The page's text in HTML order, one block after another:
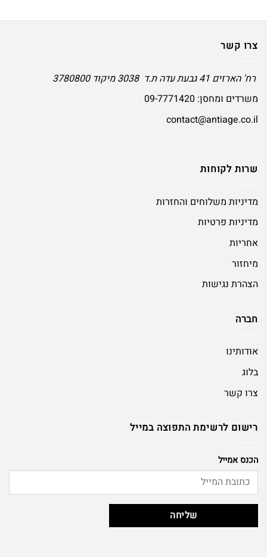
את
האפשרויות
בעמוד
המוצר
לבחור
צרו קשר
רח' הארזים 41 גבעת עדה ת.ד 3038 מיקוד 3780800
משרדים ומחסן: 09-7771420
contact@antiage.co.il
שרות לקוחות
מדיניות משלוחים והחזרות
מדיניות פרטיות
אחריות
מיחזור
הצהרת נגישות
חברה
אודותינו
בלוג
צרו קשר
רישום לרשימת התפוצה במייל
הכנס אמייל